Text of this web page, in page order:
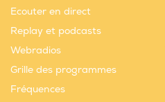
Ecouter en direct
Replay et podcasts
Webradios
Grille des programmes
Fréquences